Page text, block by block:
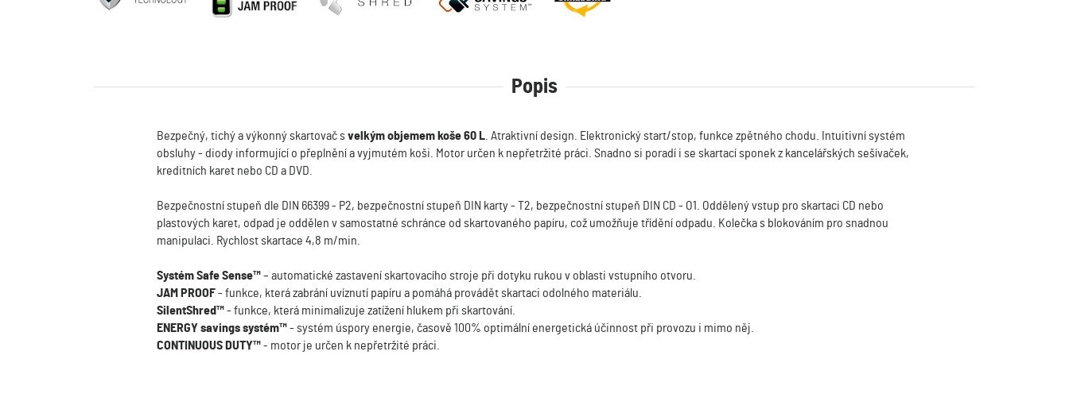
Popis
Bezpečný, tichý a výkonný skartovač svelkým objemem koše 60 L . Atraktivní design. Elektronický start/stop, funkce zpětného chodu. Intuitivní systém
obsluhy - diody informující o přeplnění a vyjmutém koši. Motor určen k nepřetržité práci. Snadno si poradí i se skartací sponek z kancelářských sešívaček,
kreditních karet nebo CD a DVD.
Bezpečnostní stupeň dle DIN 66399 - P2, bezpečnostní stupeň DIN karty - T2, bezpečnostní stupeň DIN CD - O1. Oddělený vstup pro skartaci CD nebo
plastových karet, odpad je oddělen v samostatné schránce od skartovaného papíru, což umožňuje třídění odpadu. Kolečka s blokováním pro snadnou
manipulaci. Rychlost skartace 4,8 m/min.
Systém Safe Sense™– automatické zastavení skartovacího stroje při dotyku rukou v oblasti vstupního otvoru.
JAM PROOF- funkce, která zabrání uvíznutí papíru a pomáhá provádět skartaci odolného materiálu.
SilentShred™- funkce, která minimalizuje zatížení hlukem při skartování.
ENERGY savings systém™- systém úspory energie, časově 100% optimální energetická účinnost při provozu i mimo něj.
CONTINUOUS DUTY™- motor je určen k nepřetržité práci.